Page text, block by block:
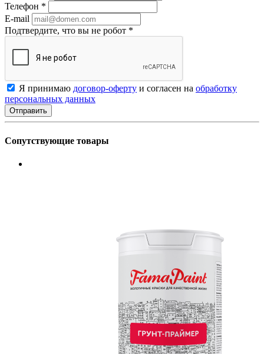
Телефон *
E-mail
Подтвердите, что вы не робот *
Я принимаю договор-оферту и согласен на обработку
персональных данных
Сопутствующие товары